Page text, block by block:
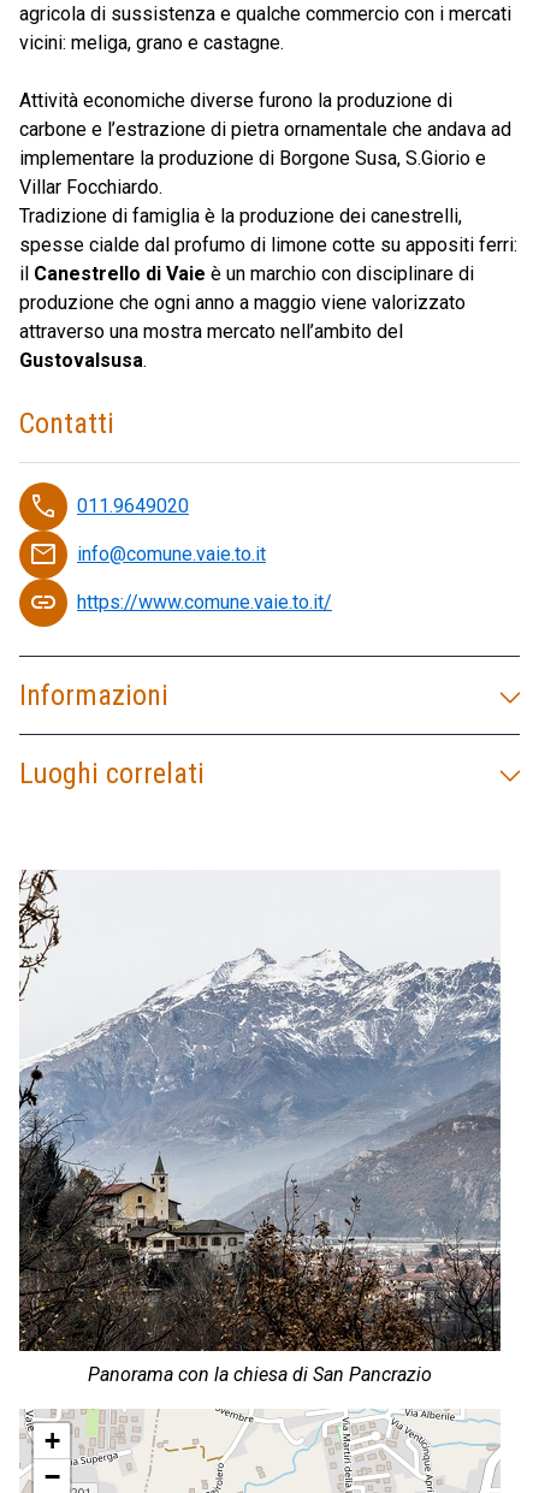
Panorama con la chiesa di San Pancrazio
+
−
agricola di sussistenza e qualche commercio con i mercati
vicini: meliga, grano e castagne.
Attività economiche diverse furono la produzione di
carbone e l’estrazione di pietra ornamentale che andava ad
implementare la produzione di Borgone Susa, S.Giorio e
Villar Focchiardo.
Tradizione di famiglia è la produzione dei canestrelli,
spesse cialde dal profumo di limone cotte su appositi ferri:
il Canestrello di Vaie è un marchio con disciplinare di
produzione che ogni anno a maggio viene valorizzato
attraverso una mostra mercato nell’ambito del
Gustovalsusa.
Contatti
phone 011.9649020
email info@comune.vaie.to.it
link https://www.comune.vaie.to.it/
Informazioni
Luoghi correlati